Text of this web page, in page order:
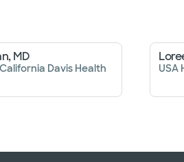
MD
Davis Health
USA